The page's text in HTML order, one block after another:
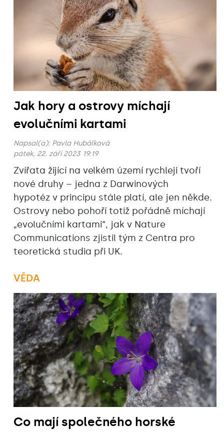
Jak hory a ostrovy míchají
evolučními kartami
Napsal(a): Pavla Hubálková
pátek, 22. září 2023 19:19
Zvířata žijící na velkém území rychleji tvoří
nové druhy – jedna z Darwinových
hypotéz v principu stále platí, ale jen někde.
Ostrovy nebo pohoří totiž pořádně míchají
„evolučními kartami“, jak v Nature
Communications zjistil tým z Centra pro
teoretická studia při UK.
VĚDA
Co mají společného horské